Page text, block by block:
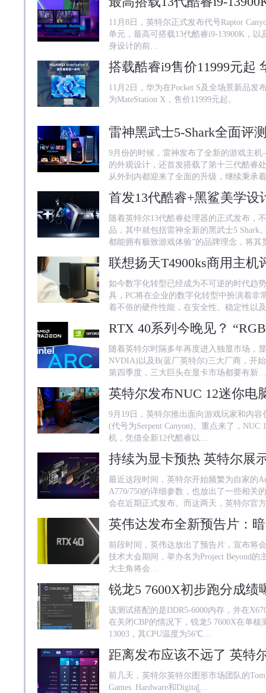
11月8日，英特尔正式发布代号Raptor
单元，最高可搭载13代酷睿i9-13900K，
身设计的前…
搭载酷睿i9售价11999元起
11月2日，华为在Pocket S及全场景新品
为MateStation X，售价11999元起。
9月份的时候，雷神发布了全新的游戏主
的外观设计，还首发搭载了第十三代酷睿
从外到内都迎来了全面的升级，继续秉承
随着英特尔13代酷睿处理器的正式发布，
品，其中就包括雷神全新的黑武士5 Shark
都能拥有极致游戏体验”的品牌理念，将
如今数字化转型已经成为不可逆的时代趋
具，PC将在企业的数字化转型中扮演着非
着不俗的硬件性能，在安全性、稳定性以
随着英特尔时隔多年再度进入独显市场，
NVDIA)以及B(蓝厂英特尔)三大厂商，开
第四季度，三大巨头在显卡市场都要有新…
英特尔发布NUC 12迷你电
9月19日，英特尔推出面向游戏玩家和内
(代号为Serpent Canyon)。重点来了，
机，凭借全新12代酷睿以…
最近这段时间，英特尔开始频繁为自家的
A770/750的详细参数，也放出了一些相关
会在近期正式发布。而这两天，英特尔官
前段时间，英伟达放出了预告片，宣布将
技术大会期间，举办名为Project Beyond
大主角将会…
该测试搭配的是DDR5-6000内存，并在
在关闭CBP的情况下，锐龙5 7600X在单
13003，其CPU温度为56℃…
前几天，英特尔英特尔图形市场团队的
Games Hardware和Digital̳…